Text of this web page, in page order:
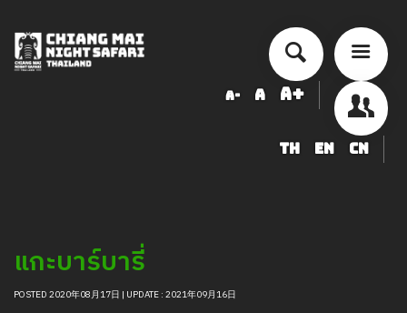
A- A A+
TH EN CN
ショー・アクティビティ スケジュ
ข้อมูลสัตว์ในเชียงใหม่ไนท์ซาฟารี
แกะบาร์บารี่
POSTED 2020年08月17日 | UPDATE : 2021年09月16日